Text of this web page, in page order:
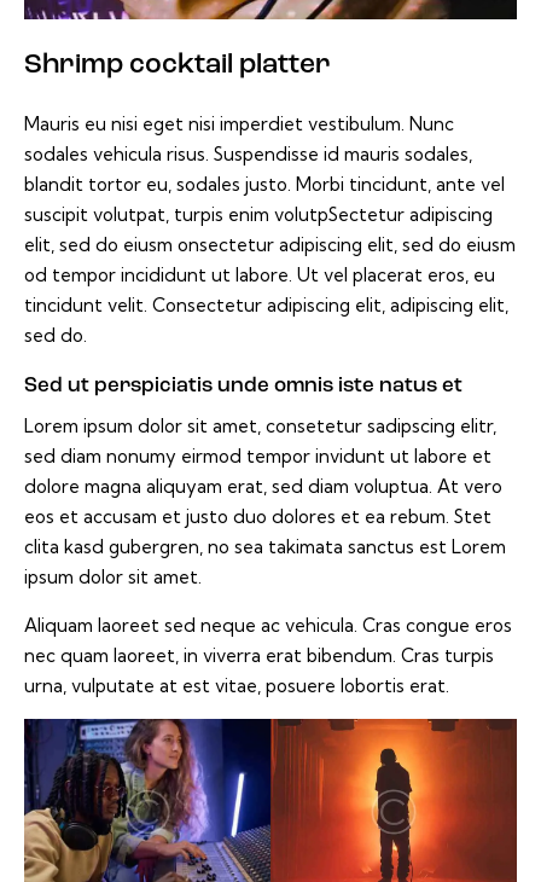
Shrimp cocktail platter
Mauris eu nisi eget nisi imperdiet vestibulum. Nunc
sodales vehicula risus. Suspendisse id mauris sodales,
blandit tortor eu, sodales justo. Morbi tincidunt, ante vel
suscipit volutpat, turpis enim volutpSectetur adipiscing
elit, sed do eiusm onsectetur adipiscing elit, sed do eiusm
od tempor incididunt ut labore. Ut vel placerat eros, eu
tincidunt velit. Consectetur adipiscing elit, adipiscing elit,
sed do.
Sed ut perspiciatis unde omnis iste natus et
Lorem ipsum dolor sit amet, consetetur sadipscing elitr,
sed diam nonumy eirmod tempor invidunt ut labore et
dolore magna aliquyam erat, sed diam voluptua. At vero
eos et accusam et justo duo dolores et ea rebum. Stet
clita kasd gubergren, no sea takimata sanctus est Lorem
ipsum dolor sit amet.
Aliquam laoreet sed neque ac vehicula. Cras congue eros
nec quam laoreet, in viverra erat bibendum. Cras turpis
urna, vulputate at est vitae, posuere lobortis erat.